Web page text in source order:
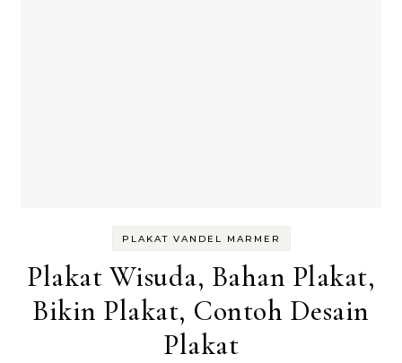
PLAKAT VANDEL MARMER
Plakat Wisuda, Bahan Plakat,
Bikin Plakat, Contoh Desain
Plakat